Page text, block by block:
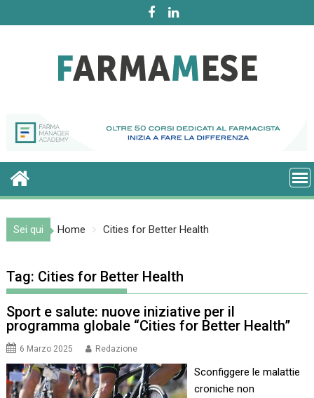
to
Sei qui Home Cities for Better Health
Tag: Cities for Better Health
Sport e salute: nuove iniziative per il
programma globale “Cities for Better Health”
6 Marzo 2025 Redazione
Sconfiggere le malattie
croniche non